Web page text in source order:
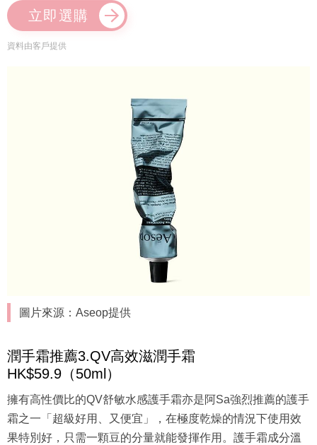
立即選購
資料由客戶提供
圖片來源：Aseop提供
潤手霜推薦3.QV高效滋潤手霜
HK$59.9（50ml）
擁有高性價比的QV舒敏水感護手霜亦是阿Sa強烈推薦的護手
霜之一「超級好用、又便宜」，在極度乾燥的情況下使用效
果特別好，只需一顆豆的分量就能發揮作用。護手霜成分溫